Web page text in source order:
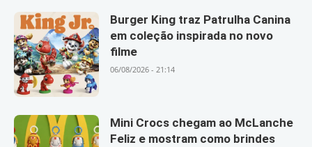
Burger King traz Patrulha Canina
em coleção inspirada no novo
filme
06/08/2026 - 21:14
Mini Crocs chegam ao McLanche
Feliz e mostram como brindes